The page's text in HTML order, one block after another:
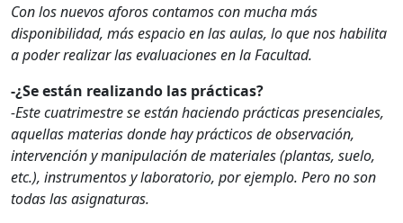
Con los nuevos aforos contamos con mucha más
disponibilidad, más espacio en las aulas, lo que nos habilita
a poder realizar las evaluaciones en la Facultad.
-¿Se están realizando las prácticas?
-Este cuatrimestre se están haciendo prácticas presenciales,
aquellas materias donde hay prácticos de observación,
intervención y manipulación de materiales (plantas, suelo,
etc.), instrumentos y laboratorio, por ejemplo. Pero no son
todas las asignaturas.